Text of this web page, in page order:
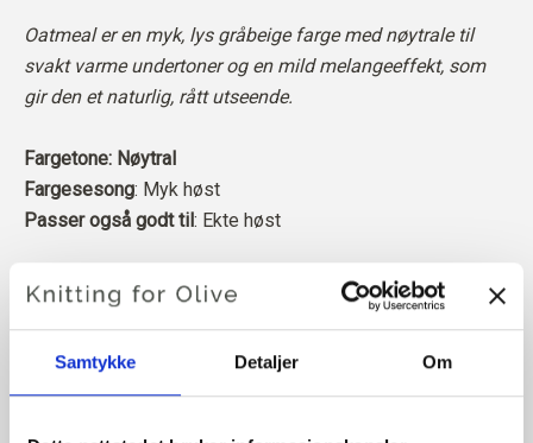
Samtykke Detaljer Om
Oatmeal er en myk, lys gråbeige farge med nøytrale til
svakt varme undertoner og en mild melangeeffekt, som
gir den et naturlig, rått utseende.
Fargetone: Nøytral
Fargesesong: Myk høst
Passer også godt til: Ekte høst
Merinoullen vår kommer fra sauer som er avlet opp i
Patagonia, der mulesing ikke praktiseres. Ullen kan
denne måten vet vi nøyaktig hvilken gård, hvilke bønder og